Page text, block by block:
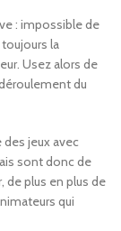
: impossible de
la
Usez alors de
du
jeux avec
sont donc de
de plus en plus de
qui